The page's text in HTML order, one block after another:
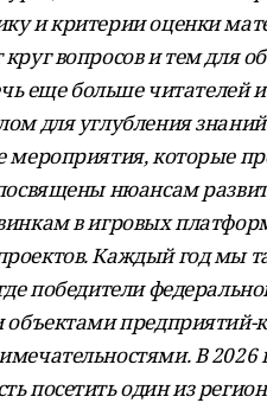
и критерии оценки
вопросов и тем для
еще больше читателей
для углубления
которые
нюансам
в игровых
Каждый год мы
победители
предприятий-
В 2026
посетить один из